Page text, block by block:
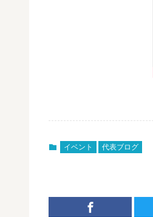
イベント 代表ブログ